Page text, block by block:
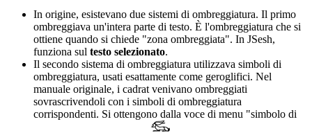
In origine, esistevano due sistemi di ombreggiatura. Il primo
ombreggiava un'intera parte di testo. È l'ombreggiatura che si
ottiene quando si chiede "zona ombreggiata". In JSesh,
funziona sul testo selezionato.
Il secondo sistema di ombreggiatura utilizzava simboli di
ombreggiatura, usati esattamente come geroglifici. Nel
manuale originale, i cadrat venivano ombreggiati
sovrascrivendoli con i simboli di ombreggiatura
corrispondenti. Si ottengono dalla voce di menu "simbolo di